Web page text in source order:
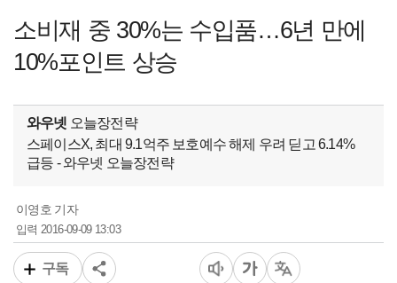
소비재 중 30%는 수입품…6년 만에
10%포인트 상승
와우넷 오늘장전략
스페이스X, 최대 9.1억주 보호예수 해제 우려 딛고 6.14%
급등 - 와우넷 오늘장전략
이영호 기자
입력2016-09-09 13:03
구독